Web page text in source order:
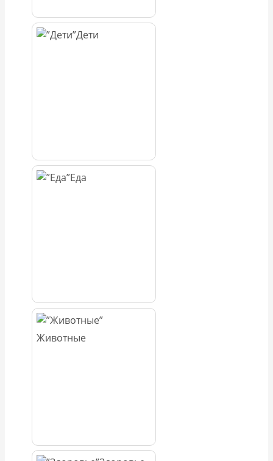
Дети
Еда
Животные